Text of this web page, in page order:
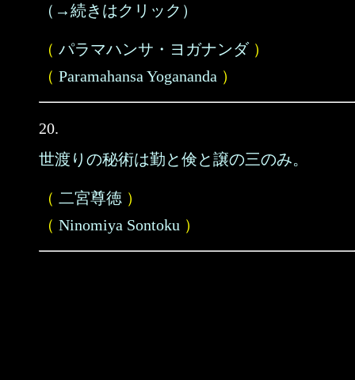
（→続きはクリック）
（ パラマハンサ・ヨガナンダ）
（ Paramahansa Yogananda ）
20.
世渡りの秘術は勤と倹と譲の三のみ。
（ 二宮尊徳 ）
（ Ninomiya Sontoku ）